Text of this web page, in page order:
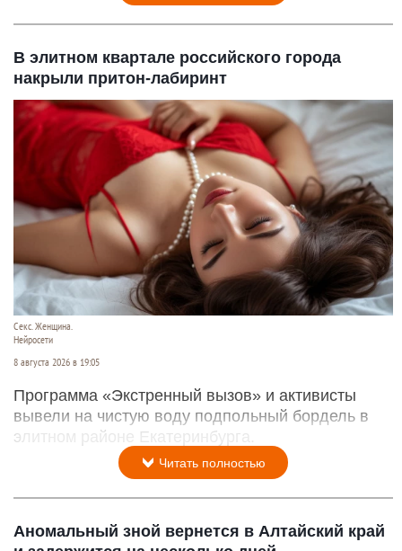
В элитном квартале российского города
накрыли притон-лабиринт
Секс. Женщина.
Нейросети
8 августа 2026 в 19:05
Программа «Экстренный вызов» и активисты
вывели на чистую воду подпольный бордель в
элитном районе Екатеринбурга.
Читать полностью
Аномальный зной вернется в Алтайский край